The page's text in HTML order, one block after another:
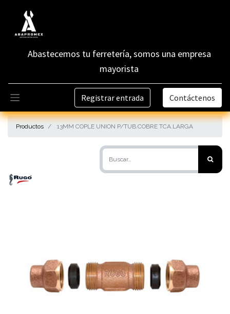
Abastecemos tu ferretería, somos una empresa
mayorista
Registrar entrada Contáctenos
Productos 13MM COPLE UNION P/TUB.COBRE TCA.LARGA